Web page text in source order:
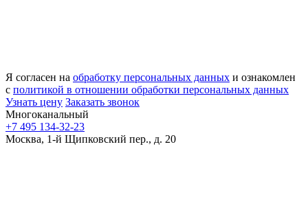
Я согласен на обработку персональных данных и ознакомлен
с политикой в отношении обработки персональных данных
Узнать цену Заказать звонок
Многоканальный
+7 495 134-32-23
Москва, 1-й Щипковский пер., д. 20